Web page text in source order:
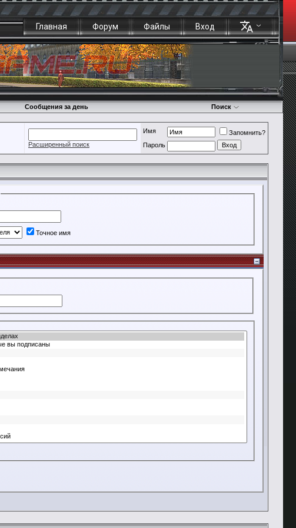
Главная Форум Файлы Вход
Сообщения за день Поиск
Расширенный поиск
Имя
Запомнить?
Пароль
Точное имя